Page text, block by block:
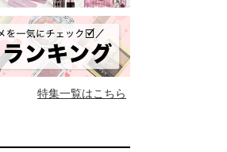
特集一覧はこちら